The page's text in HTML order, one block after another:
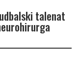
talenat